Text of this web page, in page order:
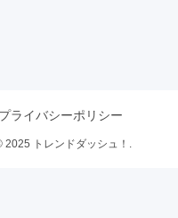
プライバシーポリシー
2025 トレンドダッシュ！.